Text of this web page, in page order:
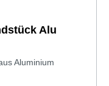
Alu
Aluminium